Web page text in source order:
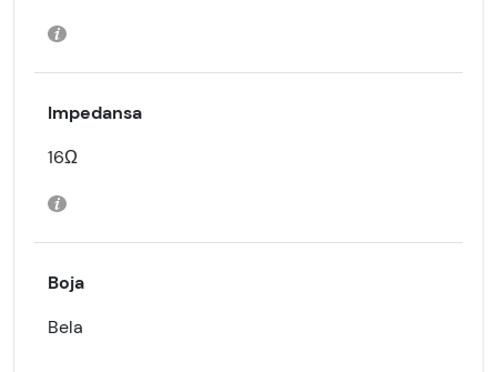
Impedansa
16Ω
Boja
Bela